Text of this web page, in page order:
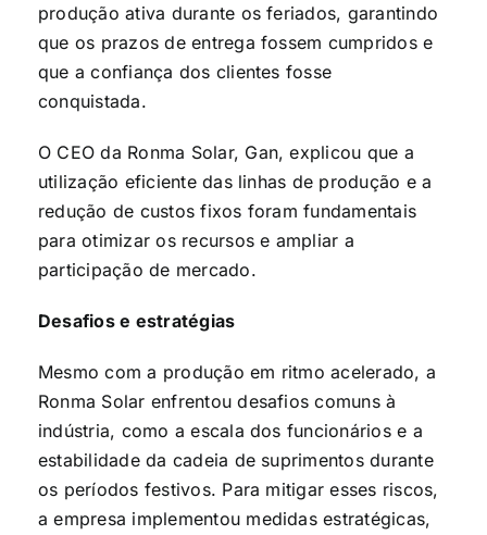
produção ativa durante os feriados, garantindo
que os prazos de entrega fossem cumpridos e
que a confiança dos clientes fosse
conquistada.
O CEO da Ronma Solar, Gan, explicou que a
utilização eficiente das linhas de produção e a
redução de custos fixos foram fundamentais
para otimizar os recursos e ampliar a
participação de mercado.
Desafios e estratégias
Mesmo com a produção em ritmo acelerado, a
Ronma Solar enfrentou desafios comuns à
indústria, como a escala dos funcionários e a
estabilidade da cadeia de suprimentos durante
os períodos festivos. Para mitigar esses riscos,
a empresa implementou medidas estratégicas,